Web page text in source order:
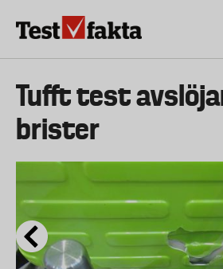
Huvudmeny
ny
Tufft test
brister